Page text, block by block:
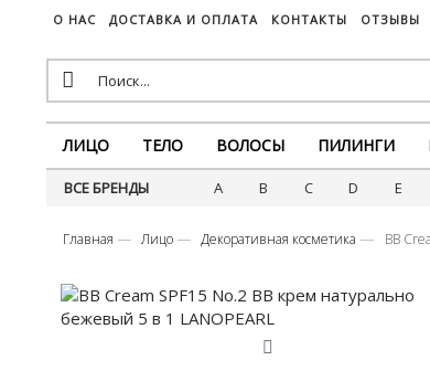
О НАС ДОСТАВКА И ОПЛАТА КОНТАКТЫ ОТЗЫВЫ
ЛИЦО ТЕЛО ВОЛОСЫ ПИЛИНГИ
ВСЕ БРЕНДЫ A B C D E
Главная Лицо Декоративная косметика BB